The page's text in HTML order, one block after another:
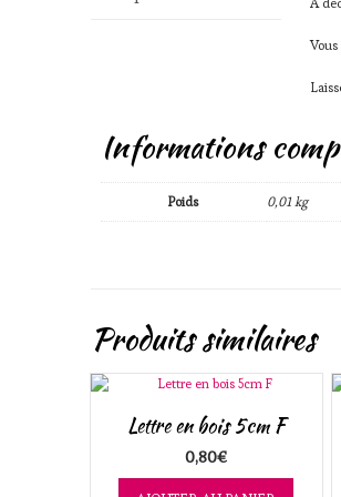
Informations
Poids 0,01 kg
Produits similaires
Lettre en bois 5cm F
0,80€